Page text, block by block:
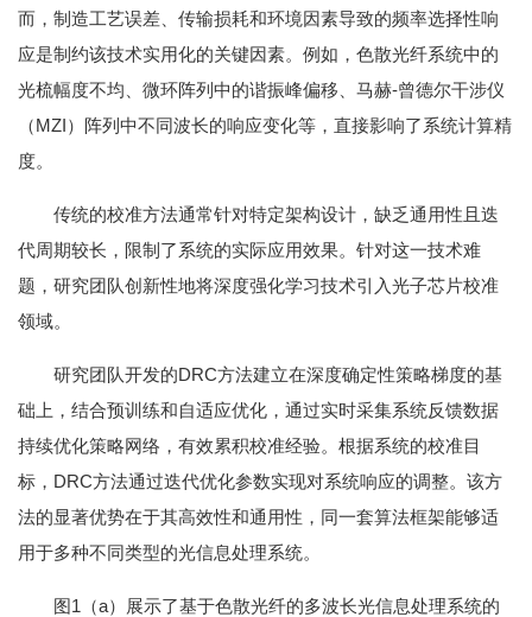
而，制造工艺误差、传输损耗和环境因素导致的频率选择性响
应是制约该技术实用化的关键因素。例如，色散光纤系统中的
光梳幅度不均、微环阵列中的谐振峰偏移、马赫-曾德尔干涉仪
（MZI）阵列中不同波长的响应变化等，直接影响了系统计算精
度。
传统的校准方法通常针对特定架构设计，缺乏通用性且迭
代周期较长，限制了系统的实际应用效果。针对这一技术难
题，研究团队创新性地将深度强化学习技术引入光子芯片校准
领域。
研究团队开发的DRC方法建立在深度确定性策略梯度的基
础上，结合预训练和自适应优化，通过实时采集系统反馈数据
持续优化策略网络，有效累积校准经验。根据系统的校准目
标，DRC方法通过迭代优化参数实现对系统响应的调整。该方
法的显著优势在于其高效性和通用性，同一套算法框架能够适
用于多种不同类型的光信息处理系统。
图1（a）展示了基于色散光纤的多波长光信息处理系统的